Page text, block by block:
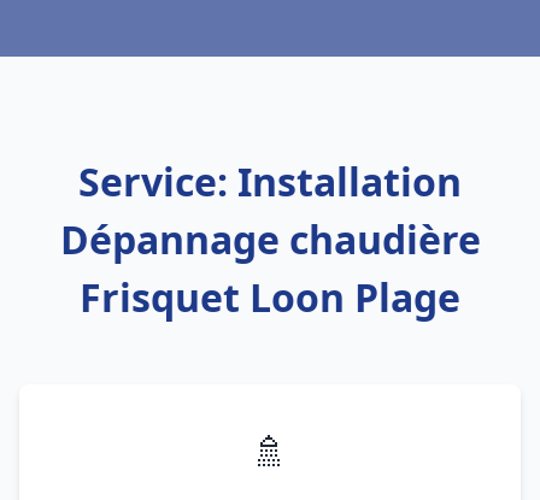
Service: Installation
Dépannage chaudière
Frisquet Loon Plage
🚿